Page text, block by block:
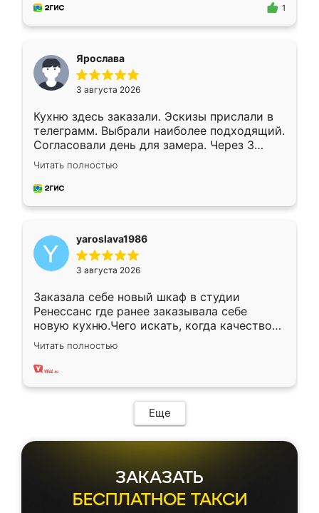
предложил по моему эскизу самый
1
Ярослава
3 августа 2026
Кухню здесь заказали. Эскизы прислали в
телеграмм. Выбрали наиболее подходящий.
Согласовали день для замера. Через 3
недели кухня была уже готова. Остались
довольны работой. Спасибо Ренессанс
мебель за качественную работу!
Читать полностью
yaroslava1986
3 августа 2026
Заказала себе новый шкаф в студии
Ренессанс где ранее заказывала себе
новую кухню.Чего искать, когда качеством
вполне довольна. Служит кухня уже почти
два года, нареканий нет.
Читать полностью
Еще
ЗАКАЗАТЬ
БЕСПЛАТНОЕ ТАКСИ